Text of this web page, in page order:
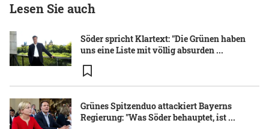
Lesen Sie auch
Söder spricht Klartext: "Die Grünen haben
uns eine Liste mit völlig absurden ...
Grünes Spitzenduo attackiert Bayerns
Regierung: "Was Söder behauptet, ist ...